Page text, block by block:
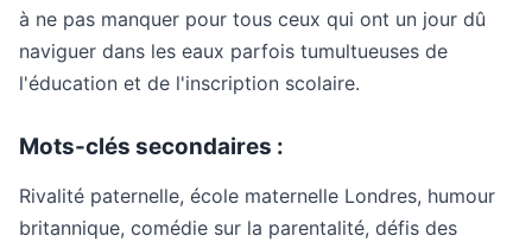
à ne pas manquer pour tous ceux qui ont un jour dû
naviguer dans les eaux parfois tumultueuses de
l'éducation et de l'inscription scolaire.
Mots-clés secondaires :
Rivalité paternelle, école maternelle Londres, humour
britannique, comédie sur la parentalité, défis des